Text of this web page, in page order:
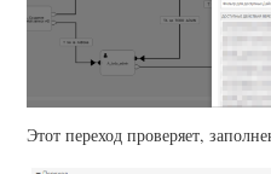
Этот переход проверяет,